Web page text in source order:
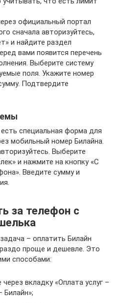
официальный портал
сначала авторизуйтесь,
и найдите раздел
вами появится перечень
Выберите систему
поля. Укажите номер
Подтвердите
специальная форма для
мобильный номер Билайна.
Выберите
и нажмите на кнопку «С
Введите сумму и
за телефон с
– оплатить Билайн
проще и дешевле. Это
способами:
вкладку «Оплата услуг –
Билайн»;